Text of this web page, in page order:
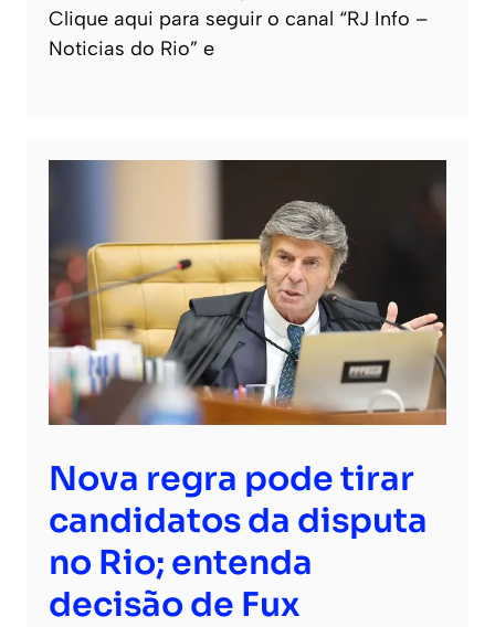
Clique aqui para seguir o canal “RJ Info –
Noticias do Rio” e
Nova regra pode tirar
candidatos da disputa
no Rio; entenda
decisão de Fux